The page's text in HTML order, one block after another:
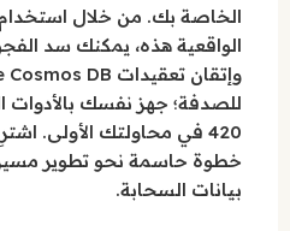
الخاصة بك. من خلال استخدام
الواقعية هذه، يمكنك سد
420 في محاولتك الأولى.
خطوة حاسمة نحو تطوير
بيانات السحابة.